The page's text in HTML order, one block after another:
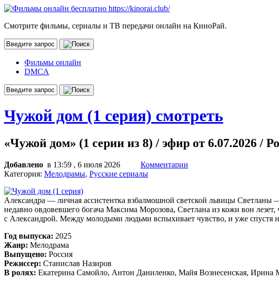
Смотрите фильмы, сериалы и ТВ передачи онлайн на КиноРай.
Фильмы онлайн
DMCA
Чужой дом (1 серия) смотреть
«Чужой дом» (1 серии из 8) / эфир от 6.07.2026 /
Добавлено в 13:59 , 6 июля 2026
Комментарии
Категория: Мелодрамы, Русские сериалы
Александра — личная ассистентка взбалмошной светской львицы Светланы
недавно овдовевшего богача Максима Морозова, Светлана из кожи вон
с Александрой. Между молодыми людьми вспыхивает чувство, и уже
Год выпуска: 2025
Жанр: Мелодрама
Выпущено: Россия
Режиссер: Станислав Назиров
В ролях: Екатерина Самойло, Антон Даниленко, Майя Вознесенская,